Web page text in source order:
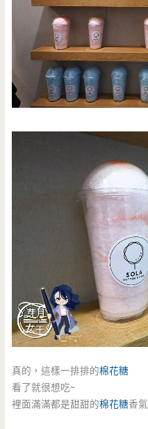
真的，這樣一排排的棉花糖
看了就很想吃~
裡面滿滿都是甜甜的棉花糖香氣